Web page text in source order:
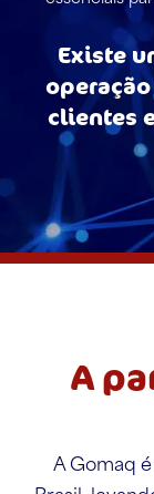
Existe
clientes
A
A Gomaq